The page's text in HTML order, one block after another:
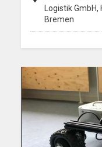
Logistik
Bremen